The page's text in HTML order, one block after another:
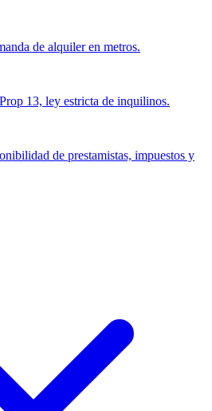
de alquiler en metros.
13, ley estricta de inquilinos.
de prestamistas, impuestos y